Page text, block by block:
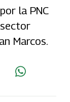
la PNC
Marcos.